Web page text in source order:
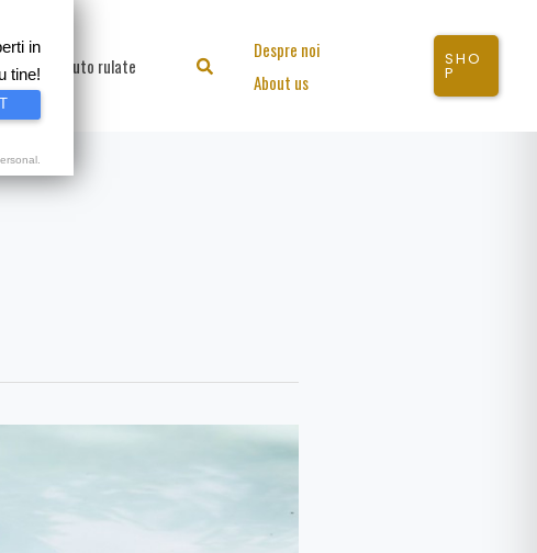
Auto rulate Search
Despre noi
About us
SHO
P
in
tine!